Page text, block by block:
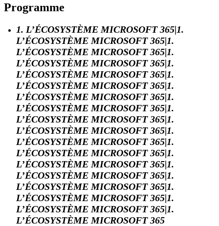
Programme
1. L’ÉCOSYSTÈME MICROSOFT 365|1.
L’ÉCOSYSTÈME MICROSOFT 365|1.
L’ÉCOSYSTÈME MICROSOFT 365|1.
L’ÉCOSYSTÈME MICROSOFT 365|1.
L’ÉCOSYSTÈME MICROSOFT 365|1.
L’ÉCOSYSTÈME MICROSOFT 365|1.
L’ÉCOSYSTÈME MICROSOFT 365|1.
L’ÉCOSYSTÈME MICROSOFT 365|1.
L’ÉCOSYSTÈME MICROSOFT 365|1.
L’ÉCOSYSTÈME MICROSOFT 365|1.
L’ÉCOSYSTÈME MICROSOFT 365|1.
L’ÉCOSYSTÈME MICROSOFT 365|1.
L’ÉCOSYSTÈME MICROSOFT 365|1.
L’ÉCOSYSTÈME MICROSOFT 365|1.
L’ÉCOSYSTÈME MICROSOFT 365|1.
L’ÉCOSYSTÈME MICROSOFT 365|1.
L’ÉCOSYSTÈME MICROSOFT 365|1.
L’ÉCOSYSTÈME MICROSOFT 365